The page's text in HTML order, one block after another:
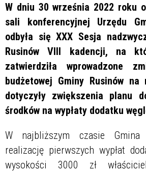
W dniu 30 września 2022 roku
sali konferencyjnej Urzędu
odbyła się XXX Sesja
Rusinów VIII kadencji, na
zatwierdziła wprowadzone
budżetowej Gminy Rusinów
dotyczyły zwiększenia planu
środków na wypłaty dodatku
W najbliższym czasie Gmina
realizację pierwszych wypłat
wysokości 3000 zł